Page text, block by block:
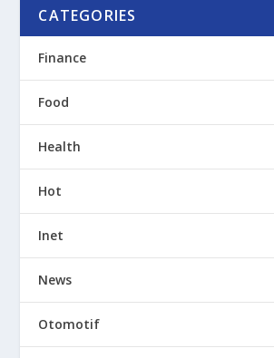
CATEGORIES
Finance
Food
Health
Hot
Inet
News
Otomotif